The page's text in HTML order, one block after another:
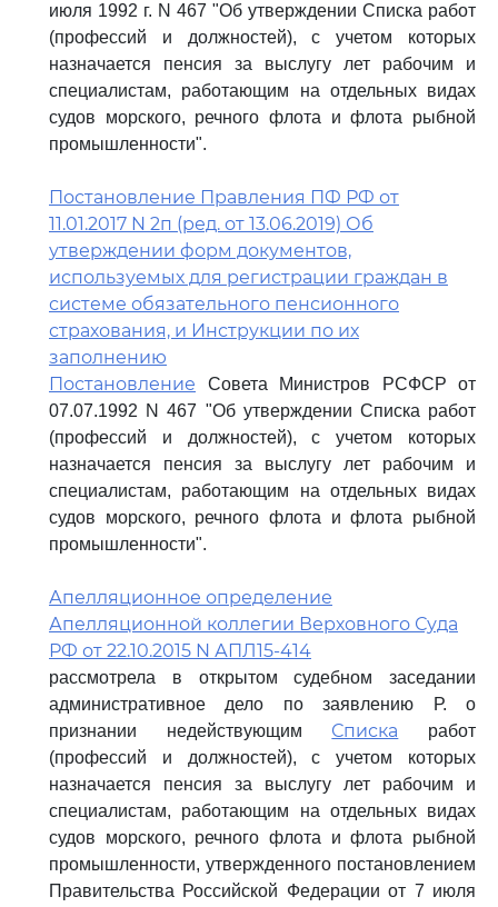
июля 1992 г. N 467 "Об утверждении Списка работ
(профессий и должностей), с учетом которых
назначается пенсия за выслугу лет рабочим и
специалистам, работающим на отдельных видах
судов морского, речного флота и флота рыбной
промышленности".
Постановление Правления ПФ РФ от
11.01.2017 N 2п (ред. от 13.06.2019) Об
утверждении форм документов,
используемых для регистрации граждан в
системе обязательного пенсионного
страхования, и Инструкции по их
заполнению
Постановление Совета Министров РСФСР от
07.07.1992 N 467 "Об утверждении Списка работ
(профессий и должностей), с учетом которых
назначается пенсия за выслугу лет рабочим и
специалистам, работающим на отдельных видах
судов морского, речного флота и флота рыбной
промышленности".
Апелляционное определение
Апелляционной коллегии Верховного Суда
РФ от 22.10.2015 N АПЛ15-414
рассмотрела в открытом судебном заседании
административное дело по заявлению Р. о
признании недействующим Списка работ
(профессий и должностей), с учетом которых
назначается пенсия за выслугу лет рабочим и
специалистам, работающим на отдельных видах
судов морского, речного флота и флота рыбной
промышленности, утвержденного постановлением
Правительства Российской Федерации от 7 июля